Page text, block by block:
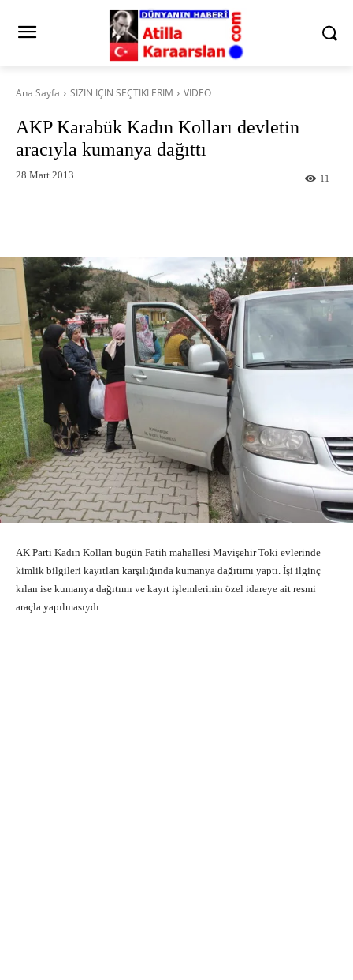
Ana Sayfa SİZİN İÇİN SEÇTİKLERİM VİDEO
AKP Karabük Kadın Kolları devletin
aracıyla kumanya dağıttı
28 Mart 2013 11
AK Parti Kadın Kolları bugün Fatih mahallesi Mavişehir Toki evlerinde
kimlik bilgileri kayıtları karşılığında kumanya dağıtımı yaptı. İşi ilginç
kılan ise kumanya dağıtımı ve kayıt işlemlerinin özel idareye ait resmi
araçla yapılmasıydı.